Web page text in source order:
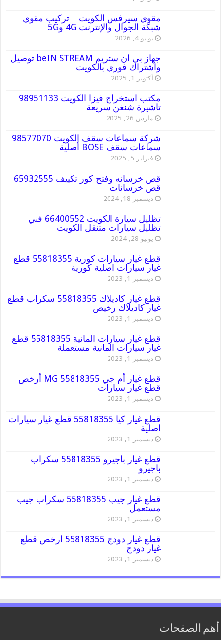
مقوي سيرفس الكويت | تركيب مقوي
شبكة الجوال والإنترنت 4G و5G
يوليو 4, 2026
جهاز بي ان ستريم beIN STREAM توصيل
واشتراك فوري بالكويت
أكتوبر 1, 2025
مكتب استخراج فيزا الكويت 98951133
تاشيرة شنغن سريعة
مارس 26, 2025
شركة سماعات سقف الكويت 98577070
سماعات سقف BOSE أصلية
فبراير 5, 2025
قص خرسانه وفتح كور تكييف 65932555
قص خرسانات
ديسمبر 18, 2024
تظليل سيارة الكويت 66400552 فني
تظليل سيارات متنقل الكويت
يونيو 28, 2024
قطع غيار سيارات كورية 55818355 قطع
غيار سيارات اصلية كورية
ديسمبر 1, 2023
قطع غيار كاديلاك 55818355 سكراب قطع
غيار كاديلاك رخيص
ديسمبر 1, 2023
قطع غيار سيارات المانية 55818355 قطع
غيار سيارات المانية مستعملة
ديسمبر 1, 2023
قطع غيار أم جي MG 55818355 أرخص
قطع غيار سيارات
ديسمبر 1, 2023
قطع غيار كيا 55818355 قطع غيار سيارات
اصلية
ديسمبر 1, 2023
قطع غيار باجيرو 55818355 سكراب
باجيرو
ديسمبر 1, 2023
قطع غيار جيب 55818355 سكراب جيب
مستعمل
ديسمبر 1, 2023
قطع غيار دودج 55818355 ارخص قطع
غيار دودج
ديسمبر 1, 2023
أهم الصفحات